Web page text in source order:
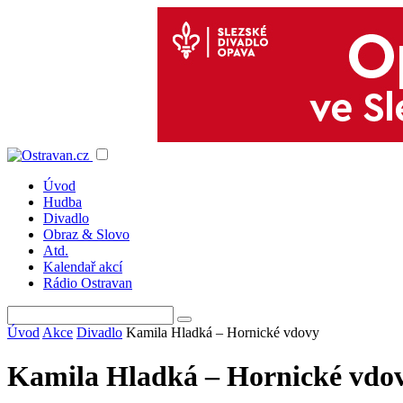
Úvod
Hudba
Divadlo
Obraz & Slovo
Atd.
Kalendař akcí
Rádio Ostravan
Úvod Akce Divadlo Kamila Hladká – Hornické vdovy
Kamila Hladká – Hornické